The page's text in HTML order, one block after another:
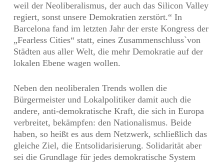
weil der Neoliberalismus, der auch das Silicon Valley
regiert, sonst unsere Demokratien zerstört.“ In
Barcelona fand im letzten Jahr der erste Kongress der
„Fearless Cities“ statt, eines Zusammenschluss`von
Städten aus aller Welt, die mehr Demokratie auf der
lokalen Ebene wagen wollen.
Neben den neoliberalen Trends wollen die
Bürgermeister und Lokalpolitiker damit auch die
andere, anti-demokratische Kraft, die sich in Europa
verbreitet, bekämpfen: den Nationalismus. Beide
haben, so heißt es aus dem Netzwerk, schließlich das
gleiche Ziel, die Entsolidarisierung. Solidarität aber
sei die Grundlage für jedes demokratische System